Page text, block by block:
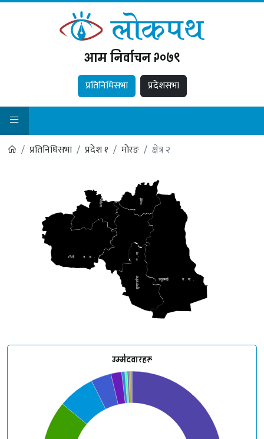
आम निर्वाचन २०७९
प्रतिनिधिसभा प्रदेशसभा
प्रतिनिधिसभा प्रदेश १ मोरङ क्षेत्र २
कानेपोखरी पथरी
रंगेली न पा
रतुवामाई न . पा .
सुन्दरहरैंचा
न
पा
उम्मेदवारहरू